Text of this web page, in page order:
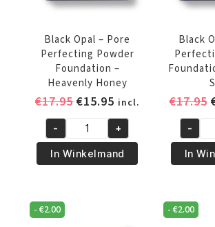
Black Opal – Pore
Perfecting Powder
Foundation –
Heavenly Honey
€17.95Oorspronkelijke
was:
€17.95.
€15.95 Huidige
prijs
is:
€15.95.
incl.
Black
Opal
–
Perfecting
Powder
- +
In Winkelmand
Black
€17.95
Black
Opal
–
Powder
-
In
-€2.00 -€2.00